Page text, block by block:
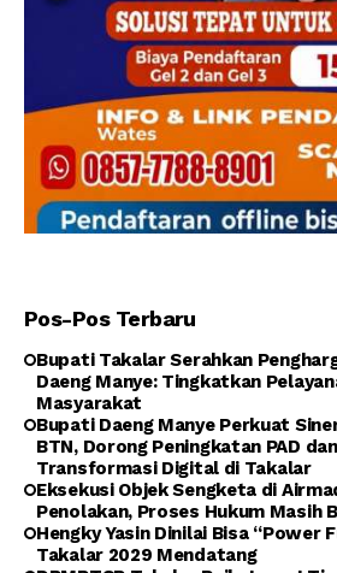
Pos-Pos Terbaru
Bupati Takalar Serahkan
Daeng Manye: Tingkatkan
Masyarakat
Bupati Daeng Manye Perkuat
BTN, Dorong Peningkatan PAD
Transformasi Digital di Takalar
Eksekusi Objek Sengketa di
Penolakan, Proses Hukum Masih
Hengky Yasin Dinilai Bisa “Power
Takalar 2029 Mendatang